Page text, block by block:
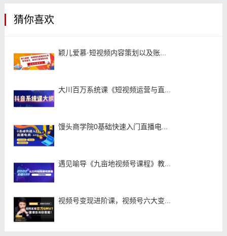
猜你喜欢
颖儿爱慕·短视频内容策划以及账...
大川百万系统课《短视频运营与直...
馒头商学院0基础快速入门直播电...
遇见喻导《九亩地视频号课程》教...
视频号变现进阶课，视频号六大变...